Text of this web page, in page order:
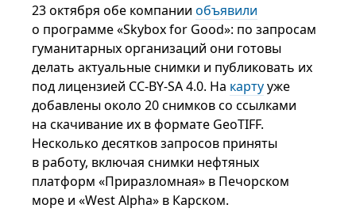
23 октября обе компанииобъявили
о программе «Skybox for Good»: по запросам
гуманитарных организаций они готовы
делать актуальные снимки и публиковать их
под лицензией CC-BY-SA 4.0. На картууже
добавлены около 20 снимков со ссылками
на скачивание их в формате GeoTIFF.
Несколько десятков запросов приняты
в работу, включая снимки нефтяных
платформ «Приразломная» в Печорском
море и «West Alpha» в Карском.